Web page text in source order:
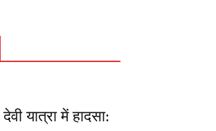
यात्रा में हादसा: